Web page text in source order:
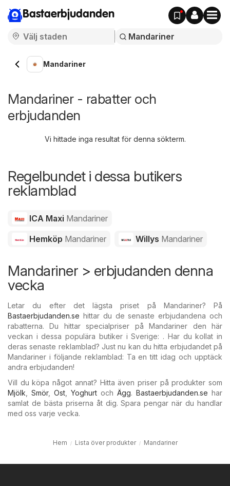
Bastaerbjudanden
Mandariner
Mandariner - rabatter och
erbjudanden
Vi hittade inga resultat för denna sökterm.
Regelbundet i dessa butikers
reklamblad
ICA Maxi Mandariner
Hemköp Mandariner Willys Mandariner
Mandariner > erbjudanden denna
vecka
Letar du efter det lägsta priset på Mandariner? På
Bastaerbjudanden.se hittar du de senaste erbjudandena och
rabatterna. Du hittar specialpriser på Mandariner den här
veckan i dessa populära butiker i Sverige: . Har du kollat in
deras senaste reklamblad? Just nu kan du hitta erbjudandet på
Mandariner i följande reklamblad: Ta en titt idag och upptäck
andra erbjudanden!
Vill du köpa något annat? Hitta även priser på produkter som
Mjölk
Smör, Ost Yoghurt och Ägg. Bastaerbjudanden.se har
samlat de bästa priserna åt dig. Spara pengar när du handlar
med oss varje vecka.
Hem Lista över produkter Mandariner